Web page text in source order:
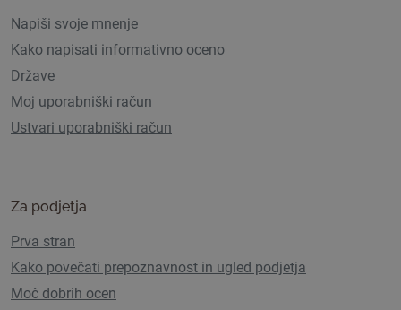
Napiši svoje mnenje
Kako napisati informativno oceno
Države
Moj uporabniški račun
Ustvari uporabniški račun
Za podjetja
Prva stran
Kako povečati prepoznavnost in ugled podjetja
Moč dobrih ocen